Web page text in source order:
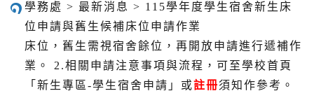
學務處 > 最新消息 > 115學年度學生宿舍新生床
位申請與舊生候補床位申請作業
床位，舊生需視宿舍餘位，再開放申請進行遞補作
業。 2.相關申請注意事項與流程，可至學校首頁
「新生專區-學生宿舍申請」或註冊須知作參考。